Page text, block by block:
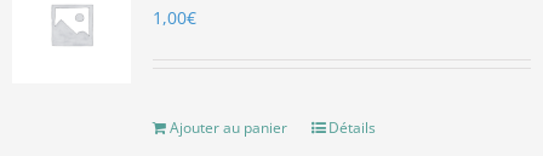
1,00€
Ajouter au panier Détails